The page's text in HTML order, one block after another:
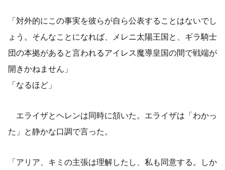
「対外的にこの事実を彼らが自ら公表することはないでし
ょう。そんなことになれば、メレニ太陽王国と、ギラ騎士
団の本拠があると言われるアイレス魔導皇国の間で戦端が
開きかねません」
「なるほど」
エライザとヘレンは同時に頷いた。エライザは「わかっ
た」と静かな口調で言った。
「アリア、キミの主張は理解したし、私も同意する。しか